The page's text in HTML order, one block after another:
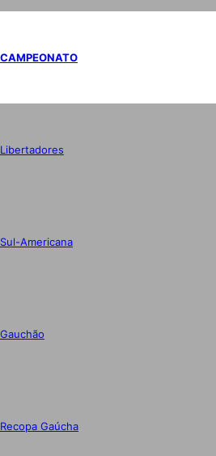
CAMPEONATO
Libertadores
Sul-Americana
Gauchão
Recopa Gaúcha